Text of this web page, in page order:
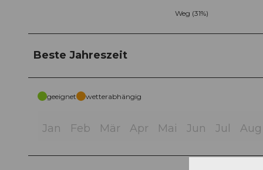
Weg (31%)
Beste Jahreszeit
geeignet wetterabhängig
Jan Feb Mär Apr Mai Jun Jul Aug